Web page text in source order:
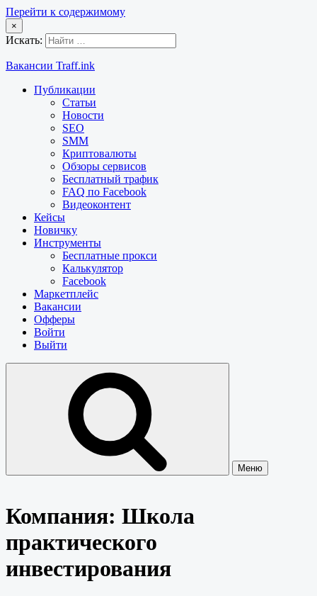
Перейти к содержимому
×
Искать:
Вакансии Traff.ink
Публикации
Статьи
Новости
SEO
SMM
Криптовалюты
Обзоры сервисов
Бесплатный трафик
FAQ по Facebook
Видеоконтент
Кейсы
Новичку
Инструменты
Бесплатные прокси
Калькулятор
Facebook
Маркетплейс
Вакансии
Офферы
Войти
Выйти
Меню
Компания: Школа
практического
инвестирования